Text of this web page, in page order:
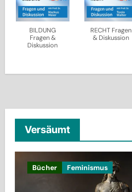
BILDUNG
Fragen &
Diskussion
RECHT Fragen
& Diskussion
Versäumt
Bücher Feminismus